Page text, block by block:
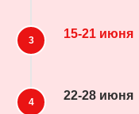
15-21 июня
22-28 июня